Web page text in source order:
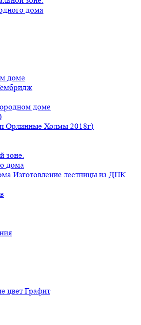
дома
доме
доме
Орлинные Холмы 2018г)
зоне.
дома
лестницы из ДПК.
цвет Графит